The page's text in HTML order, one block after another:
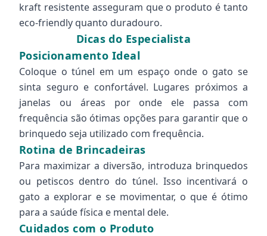
kraft resistente asseguram que o produto é tanto
eco-friendly quanto duradouro.
Dicas do Especialista
Posicionamento Ideal
Coloque o túnel em um espaço onde o gato se
sinta seguro e confortável. Lugares próximos a
janelas ou áreas por onde ele passa com
frequência são ótimas opções para garantir que o
brinquedo seja utilizado com frequência.
Rotina de Brincadeiras
Para maximizar a diversão, introduza brinquedos
ou petiscos dentro do túnel. Isso incentivará o
gato a explorar e se movimentar, o que é ótimo
para a saúde física e mental dele.
Cuidados com o Produto